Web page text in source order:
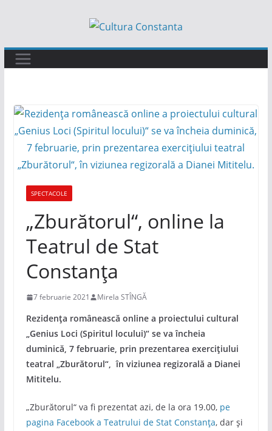
conținut
SPECTACOLE
„Zburătorul“, online la
Teatrul de Stat
Constanța
7 februarie 2021 Mirela STÎNGĂ
Rezidența românească online a proiectului cultural
„Genius Loci (Spiritul locului)“ se va încheia
duminică, 7 februarie, prin prezentarea exercițiului
teatral „Zburătorul“, în viziunea regizorală a Dianei
Mititelu.
„Zburătorul“ va fi prezentat azi, de la ora 19.00, pe
pagina Facebook a Teatrului de Stat Constanța, dar și